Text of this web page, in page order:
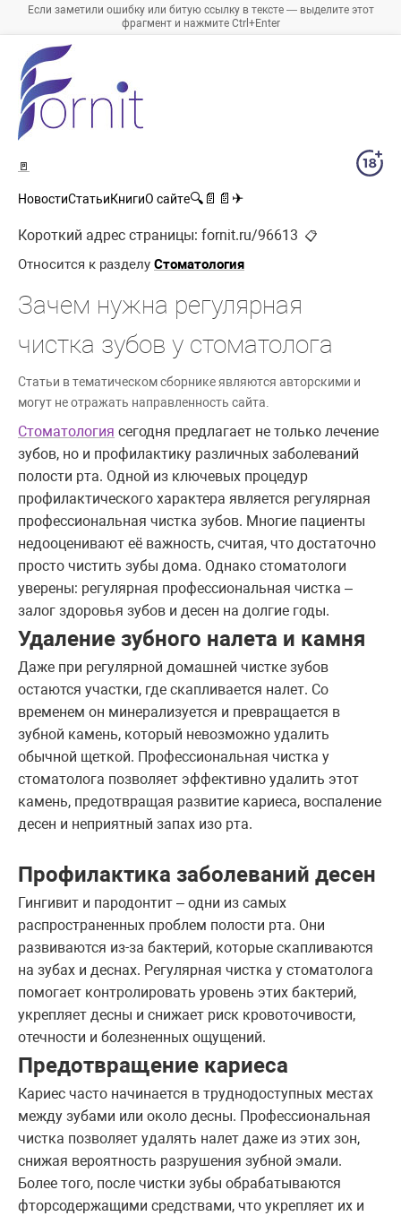
Если заметили ошибку или битую ссылку в тексте — выделите этот
фрагмент и нажмите Ctrl+Enter
🚪
НовостиСтатьиКнигиО сайте🔍 📄 📄 ✈
Короткий адрес страницы: fornit.ru/96613 📋
Относится к разделу Стоматология
Зачем нужна регулярная
чистка зубов у стоматолога
Статьи в тематическом сборнике являются авторскими и
могут не отражать направленность сайта.
Стоматология сегодня предлагает не только лечение
зубов, но и профилактику различных заболеваний
полости рта. Одной из ключевых процедур
профилактического характера является регулярная
профессиональная чистка зубов. Многие пациенты
недооценивают её важность, считая, что достаточно
просто чистить зубы дома. Однако стоматологи
уверены: регулярная профессиональная чистка –
залог здоровья зубов и десен на долгие годы.
Удаление зубного налета и камня
Даже при регулярной домашней чистке зубов
остаются участки, где скапливается налет. Со
временем он минерализуется и превращается в
зубной камень, который невозможно удалить
обычной щеткой. Профессиональная чистка у
стоматолога позволяет эффективно удалить этот
камень, предотвращая развитие кариеса, воспаление
десен и неприятный запах изо рта.
Профилактика заболеваний десен
Гингивит и пародонтит – одни из самых
распространенных проблем полости рта. Они
развиваются из-за бактерий, которые скапливаются
на зубах и деснах. Регулярная чистка у стоматолога
помогает контролировать уровень этих бактерий,
укрепляет десны и снижает риск кровоточивости,
отечности и болезненных ощущений.
Предотвращение кариеса
Кариес часто начинается в труднодоступных местах
между зубами или около десны. Профессиональная
чистка позволяет удалять налет даже из этих зон,
снижая вероятность разрушения зубной эмали.
Более того, после чистки зубы обрабатываются
фторсодержащими средствами, что укрепляет их и